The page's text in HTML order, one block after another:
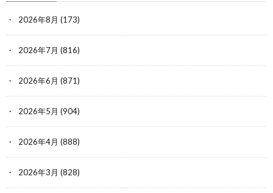
2026年8月 (173)
2026年7月 (816)
2026年6月 (871)
2026年5月 (904)
2026年4月 (888)
2026年3月 (828)